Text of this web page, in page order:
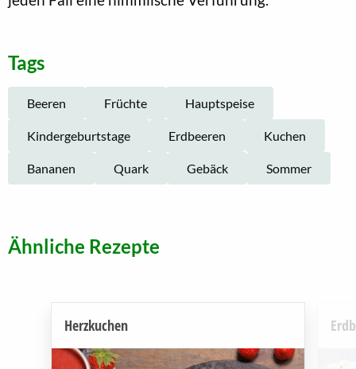
Tags
Beeren Früchte Hauptspeise
Kindergeburtstage Erdbeeren Kuchen
Bananen Quark Gebäck Sommer
Ähnliche Rezepte
Herzkuchen